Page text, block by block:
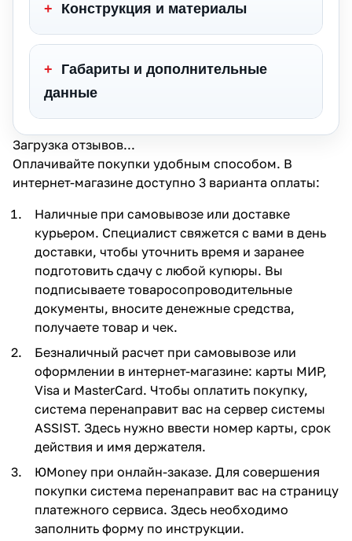
+ Конструкция и материалы
+
Габариты и дополнительные
данные
Загрузка отзывов...
Оплачивайте покупки удобным способом. В
интернет-магазине доступно 3 варианта оплаты:
Наличные при самовывозе или доставке
курьером. Специалист свяжется с вами в день
доставки, чтобы уточнить время и заранее
подготовить сдачу с любой купюры. Вы
подписываете товаросопроводительные
документы, вносите денежные средства,
получаете товар и чек.
Безналичный расчет при самовывозе или
оформлении в интернет-магазине: карты МИР,
Visa и MasterCard. Чтобы оплатить покупку,
система перенаправит вас на сервер системы
ASSIST. Здесь нужно ввести номер карты, срок
действия и имя держателя.
ЮMoney при онлайн-заказе. Для совершения
покупки система перенаправит вас на страницу
платежного сервиса. Здесь необходимо
заполнить форму по инструкции.